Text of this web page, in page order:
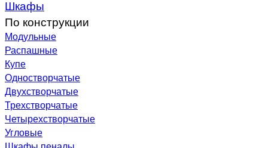
Шкафы
По конструкции
Модульные
Распашные
Купе
Одностворчатые
Двухстворчатые
Трехстворчатые
Четырехстворчатые
Угловые